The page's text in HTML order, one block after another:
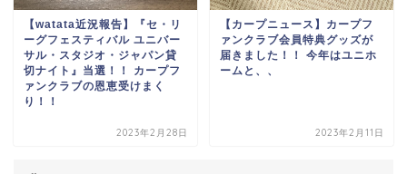
【watata近況報告】『セ・リ
ーグフェスティバル ユニバー
サル・スタジオ・ジャパン貸
切ナイト』当選！！ カープフ
ァンクラブの恩恵受けまく
り！！
2023年2月28日
【カープニュース】カープフ
ァンクラブ会員特典グッズが
届きました！！ 今年はユニホ
ームと、、
2023年2月11日